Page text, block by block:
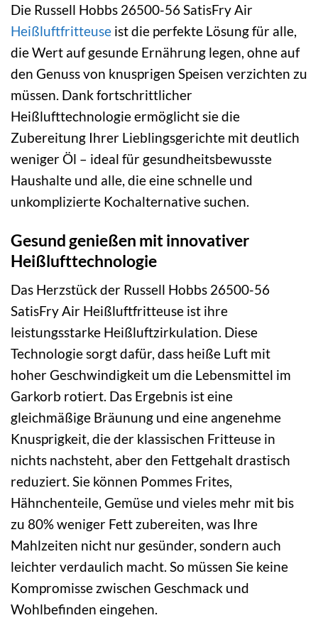
Die Russell Hobbs 26500-56 SatisFry Air
Heißluftfritteuse ist die perfekte Lösung für alle,
die Wert auf gesunde Ernährung legen, ohne auf
den Genuss von knusprigen Speisen verzichten zu
müssen. Dank fortschrittlicher
Heißlufttechnologie ermöglicht sie die
Zubereitung Ihrer Lieblingsgerichte mit deutlich
weniger Öl – ideal für gesundheitsbewusste
Haushalte und alle, die eine schnelle und
unkomplizierte Kochalternative suchen.
Gesund genießen mit innovativer
Heißlufttechnologie
Das Herzstück der Russell Hobbs 26500-56
SatisFry Air Heißluftfritteuse ist ihre
leistungsstarke Heißluftzirkulation. Diese
Technologie sorgt dafür, dass heiße Luft mit
hoher Geschwindigkeit um die Lebensmittel im
Garkorb rotiert. Das Ergebnis ist eine
gleichmäßige Bräunung und eine angenehme
Knusprigkeit, die der klassischen Fritteuse in
nichts nachsteht, aber den Fettgehalt drastisch
reduziert. Sie können Pommes Frites,
Hähnchenteile, Gemüse und vieles mehr mit bis
zu 80% weniger Fett zubereiten, was Ihre
Mahlzeiten nicht nur gesünder, sondern auch
leichter verdaulich macht. So müssen Sie keine
Kompromisse zwischen Geschmack und
Wohlbefinden eingehen.